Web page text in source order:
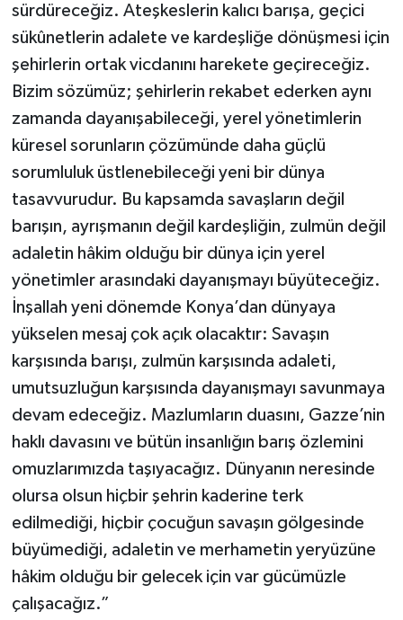
sürdüreceğiz. Ateşkeslerin kalıcı barışa, geçici
sükûnetlerin adalete ve kardeşliğe dönüşmesi için
şehirlerin ortak vicdanını harekete geçireceğiz.
Bizim sözümüz; şehirlerin rekabet ederken aynı
zamanda dayanışabileceği, yerel yönetimlerin
küresel sorunların çözümünde daha güçlü
sorumluluk üstlenebileceği yeni bir dünya
tasavvurudur. Bu kapsamda savaşların değil
barışın, ayrışmanın değil kardeşliğin, zulmün değil
adaletin hâkim olduğu bir dünya için yerel
yönetimler arasındaki dayanışmayı büyüteceğiz.
İnşallah yeni dönemde Konya’dan dünyaya
yükselen mesaj çok açık olacaktır: Savaşın
karşısında barışı, zulmün karşısında adaleti,
umutsuzluğun karşısında dayanışmayı savunmaya
devam edeceğiz. Mazlumların duasını, Gazze’nin
haklı davasını ve bütün insanlığın barış özlemini
omuzlarımızda taşıyacağız. Dünyanın neresinde
olursa olsun hiçbir şehrin kaderine terk
edilmediği, hiçbir çocuğun savaşın gölgesinde
büyümediği, adaletin ve merhametin yeryüzüne
hâkim olduğu bir gelecek için var gücümüzle
çalışacağız.”